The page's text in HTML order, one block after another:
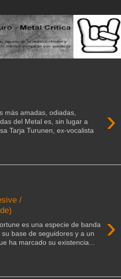
›
más amadas, odiadas,
del Metal es, sin lugar a
Tarja Turunen, ex-vocalista
/
›
es una especie de banda
base de seguidores y a un
ha marcado su existencia...